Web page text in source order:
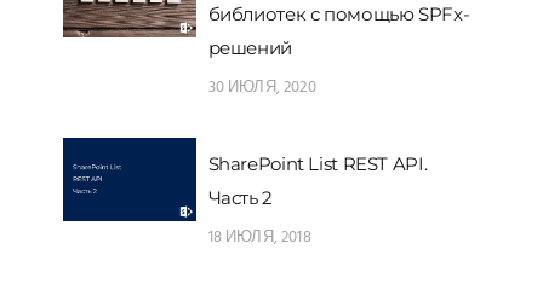
библиотек с помощью SPFx-
решений
30 ИЮЛЯ, 2020
SharePoint List REST API.
Часть 2
18 ИЮЛЯ, 2018